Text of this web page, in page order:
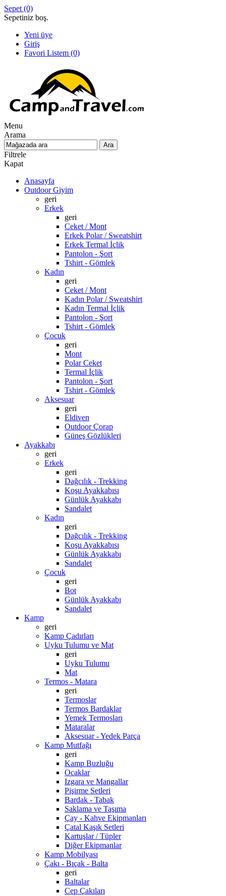
Sepet (0)
Sepetiniz boş.
Yeni üye
Giriş
Favori Listem (0)
Menu
Arama
Filtrele
Kapat
Anasayfa
Outdoor Giyim
geri
Erkek
geri
Ceket / Mont
Erkek Polar / Sweatshirt
Erkek Termal İçlik
Pantolon - Şort
Tshirt - Gömlek
Kadın
geri
Ceket / Mont
Kadın Polar / Sweatshirt
Kadın Termal İçlik
Pantolon - Şort
Tshirt - Gömlek
Çocuk
geri
Mont
Polar Ceket
Termal İçlik
Pantolon - Şort
Tshirt - Gömlek
Aksesuar
geri
Eldiven
Outdoor Çorap
Güneş Gözlükleri
Ayakkabı
geri
Erkek
geri
Dağcılık - Trekking
Koşu Ayakkabısı
Günlük Ayakkabı
Sandalet
Kadın
geri
Dağcılık - Trekking
Koşu Ayakkabısı
Günlük Ayakkabı
Sandalet
Çocuk
geri
Bot
Günlük Ayakkabı
Sandalet
Kamp
geri
Kamp Çadırları
Uyku Tulumu ve Mat
geri
Uyku Tulumu
Mat
Termos - Matara
geri
Termoslar
Termos Bardaklar
Yemek Termosları
Mataralar
Aksesuar - Yedek Parça
Kamp Mutfağı
geri
Kamp Buzluğu
Ocaklar
Izgara ve Mangallar
Pişirme Setleri
Bardak - Tabak
Saklama ve Taşıma
Çay - Kahve Ekipmanları
Çatal Kaşık Setleri
Kartuşlar / Tüpler
Diğer Ekipmanlar
Kamp Mobilyası
Çakı - Bıçak - Balta
geri
Baltalar
Cep Çakıları